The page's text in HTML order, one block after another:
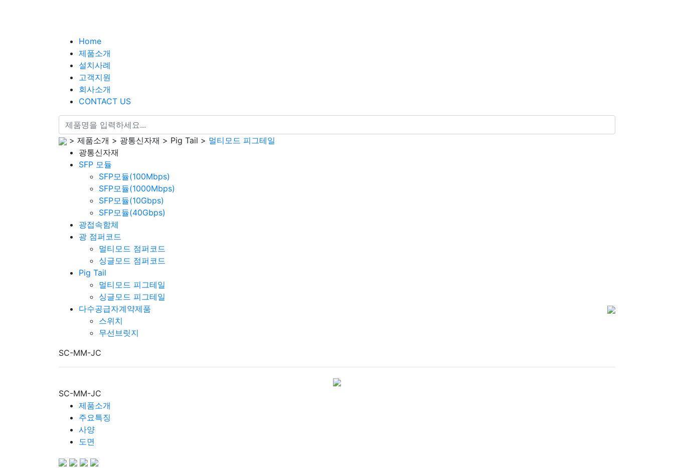
Home
제품소개
설치사례
고객지원
회사소개
CONTACT US
> 제품소개 > 광통신자재 > Pig Tail > 멀티모드 피그테일
광통신자재
SFP 모듈
SFP모듈(100Mbps)
SFP모듈(1000Mbps)
SFP모듈(10Gbps)
SFP모듈(40Gbps)
광접속함체
광 점퍼코드
멀티모드 점퍼코드
싱글모드 점퍼코드
Pig Tail
멀티모드 피그테일
싱글모드 피그테일
다수공급자계약제품
스위치
무선브릿지
SC-MM-JC
SC-MM-JC
제품소개
주요특징
사양
도면